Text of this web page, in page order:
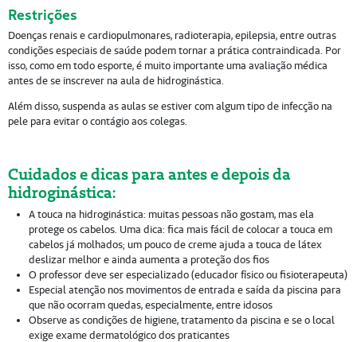
Restrições
Doenças renais e cardiopulmonares, radioterapia, epilepsia, entre outras
condições especiais de saúde podem tornar a prática contraindicada. Por
isso, como em todo esporte, é muito importante uma avaliação médica
antes de se inscrever na aula de hidroginástica.
Além disso, suspenda as aulas se estiver com algum tipo de infecção na
pele para evitar o contágio aos colegas.
Cuidados e dicas para antes e depois da
hidroginástica:
A touca na hidroginástica: muitas pessoas não gostam, mas ela
protege os cabelos. Uma dica: fica mais fácil de colocar a touca em
cabelos já molhados; um pouco de creme ajuda a touca de látex
deslizar melhor e ainda aumenta a proteção dos fios
O professor deve ser especializado (educador físico ou fisioterapeuta)
Especial atenção nos movimentos de entrada e saída da piscina para
que não ocorram quedas, especialmente, entre idosos
Observe as condições de higiene, tratamento da piscina e se o local
exige exame dermatológico dos praticantes